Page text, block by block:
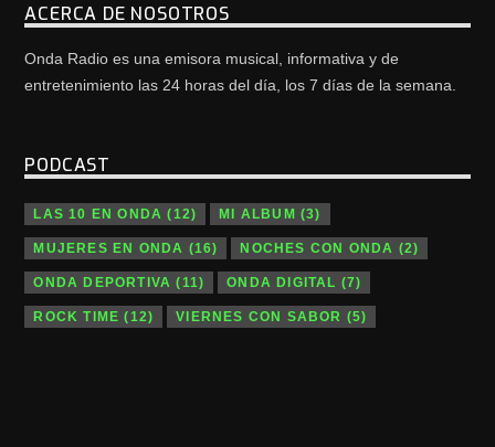
ACERCA DE NOSOTROS
Onda Radio es una emisora musical, informativa y de
entretenimiento las 24 horas del día, los 7 días de la semana.
PODCAST
LAS 10 EN ONDA (12) MI ALBUM (3)
MUJERES EN ONDA (16) NOCHES CON ONDA (2)
ONDA DEPORTIVA (11) ONDA DIGITAL (7)
ROCK TIME (12) VIERNES CON SABOR (5)